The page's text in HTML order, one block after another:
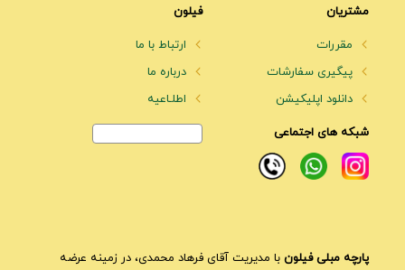
مشتریان
مقررات
پیگیری سفارشات
دانلود اپلیکیشن
فیلون
ارتباط با ما
درباره ما
اطلـاعیه
شبکه های اجتماعی
پارچه مبلی فیلون با مدیریت آقای فرهاد محمدی، در زمینه عرضه